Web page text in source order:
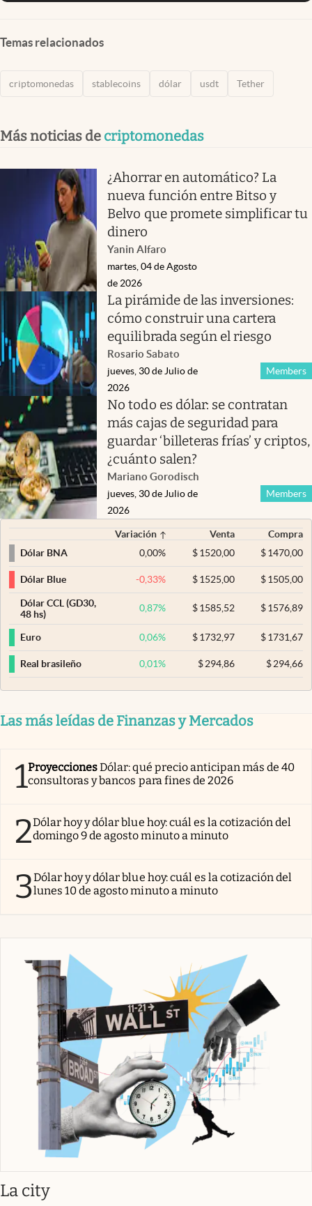
Temas relacionados
criptomonedas stablecoins dólar usdt Tether
Más noticias de criptomonedas
¿Ahorrar en automático? La
nueva función entre Bitso y
Belvo que promete simplificar tu
dinero
Yanin Alfaro
martes, 04 de Agosto
de 2026
La pirámide de las inversiones:
cómo construir una cartera
equilibrada según el riesgo
Rosario Sabato
Members
jueves, 30 de Julio de
2026
No todo es dólar: se contratan
más cajas de seguridad para
guardar ‘billeteras frías’ y criptos,
¿cuánto salen?
Mariano Gorodisch
Members
jueves, 30 de Julio de
2026
Variación Venta
Compra
Dólar BNA
0,00% $ 1520,00 $1470,00
Dólar Blue -0,33% $ 1525,00 $1505,00
Dólar CCL (GD30,
48 hs)
0,87% $ 1585,52 $1576,89
Euro 0,06% $ 1732,97 $1731,67
Real brasileño 0,01% $ 294,86 $294,66
Las más leídas de Finanzas y Mercados
1ProyeccionesDólar: qué precio anticipan más de 40
consultoras y bancos para fines de 2026
2Dólar hoy y dólar blue hoy: cuál es la cotización del
domingo 9 de agosto minuto a minuto
3Dólar hoy y dólar blue hoy: cuál es la cotización del
lunes 10 de agosto minuto a minuto
La cityabre en nueva pestaña